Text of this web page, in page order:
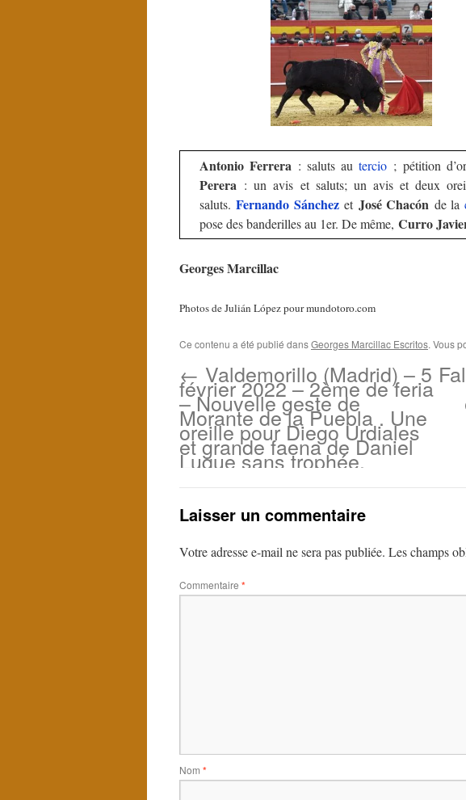
Antonio Ferrera : saluts autercio ; pétition
Perera : un avis et saluts; un avis et deux
saluts.Fernando Sánchezet José Chacón de la
pose des banderilles au 1er. De même, Curro
Georges Marcillac
Photos de Julián López pour mundotoro.com
Ce contenu a été publié dansGeorges Marcillac Escritos. Vous
← Valdemorillo (Madrid) – 5
février 2022 – 2ème de feria
– Nouvelle geste de
Morante de la Puebla . Une
oreille pour Diego Urdiales
et grande faena de Daniel
Luque sans trophée.
Laisser un commentaire
Votre adresse e-mail ne sera pas publiée. Les champs
Commentaire *
Nom *